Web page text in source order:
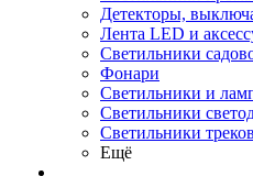
Детекторы,
Лента LED и
Светильники
Фонари
Светильники и
Светильники
Светильники
Ещё